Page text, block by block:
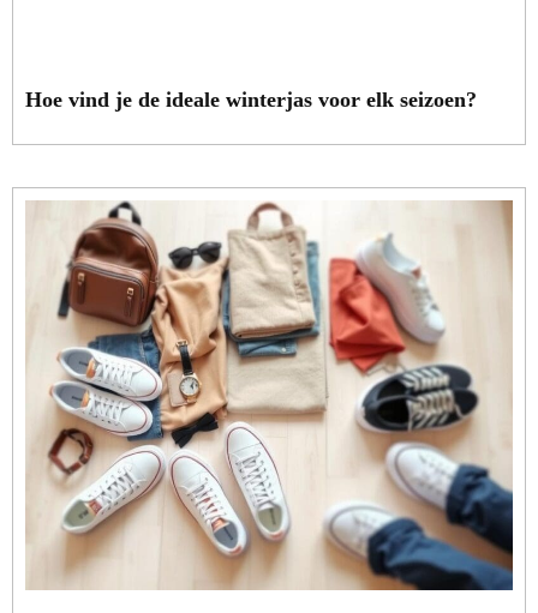
Hoe vind je de ideale winterjas voor elk seizoen?